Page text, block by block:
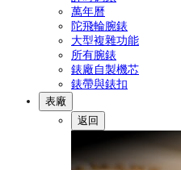
萬年曆
陀飛輪腕錶
大型複雜功能
所有腕錶
錶廠自製機芯
錶帶與錶扣
表廠
返回